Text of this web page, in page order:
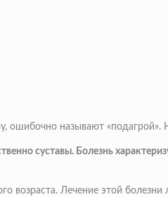
называют «подагрой».
суставы. Болезнь
возраста. Лечение этой болезни